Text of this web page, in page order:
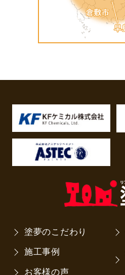
塗夢のこだわり
施工事例
お客様の声